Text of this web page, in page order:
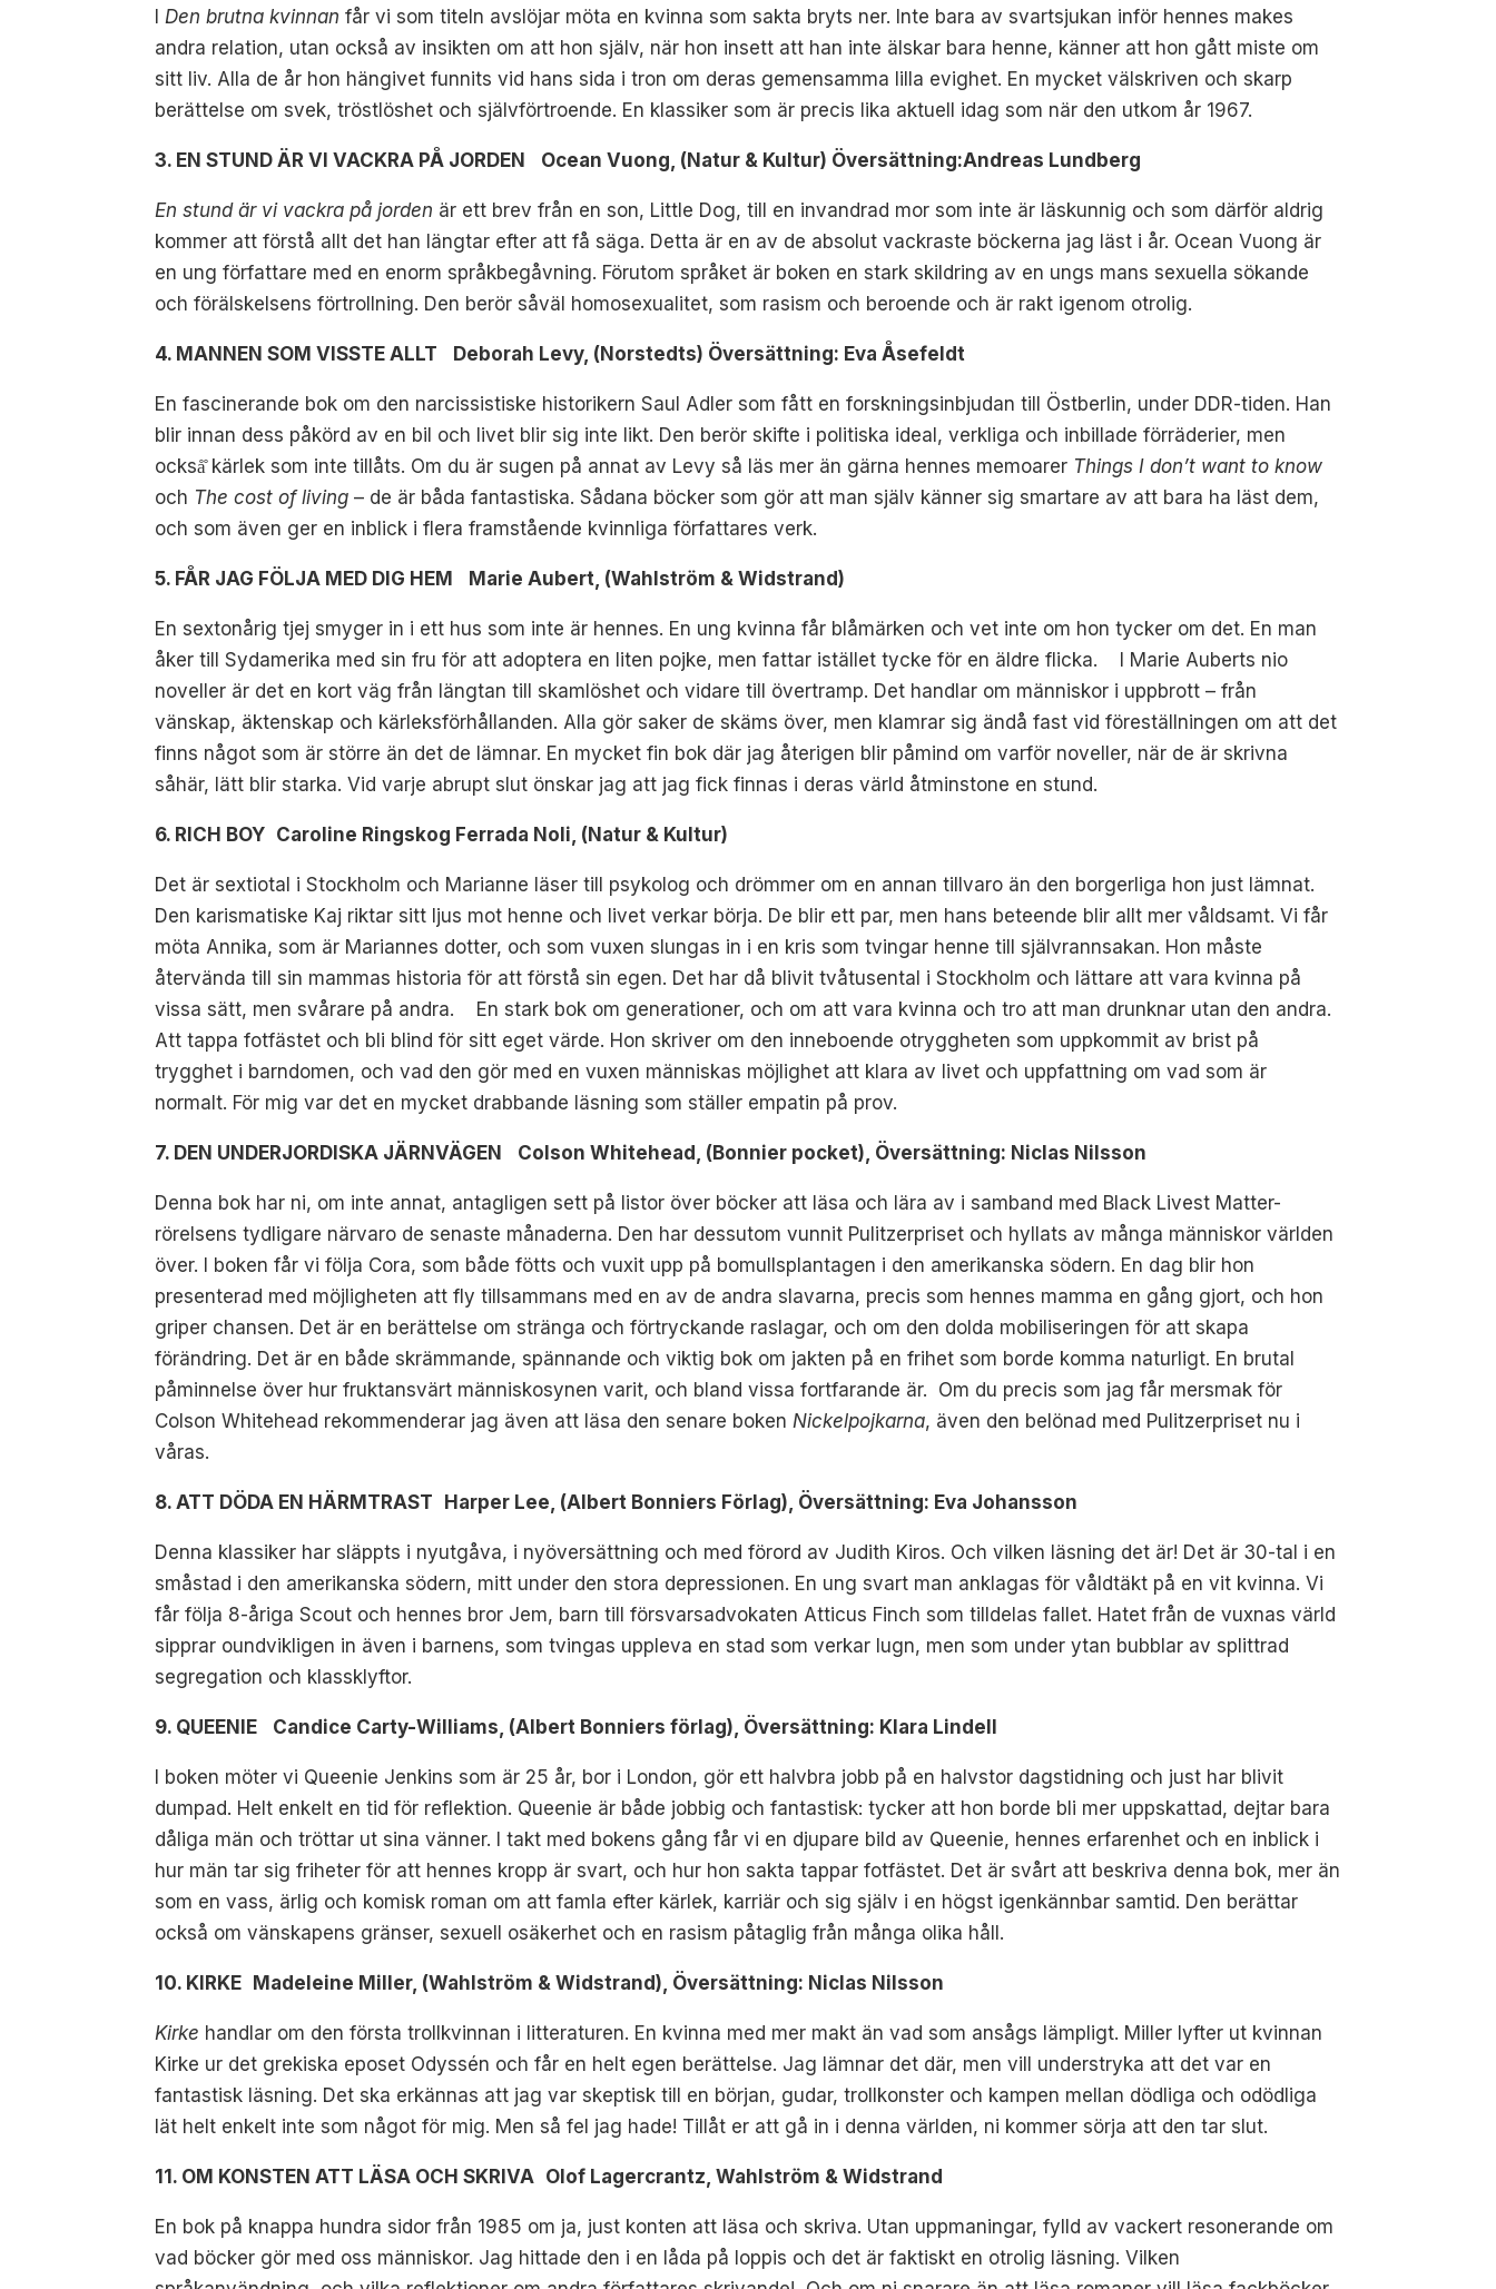
Den brutna kvinnan får vi som titeln avslöjar möta en kvinna som sakta bryts ner. Inte bara av svartsjukan inför hennes makes
andra relation, utan också av insikten om att hon själv, när hon insett att han inte älskar bara henne, känner att hon gått miste om
sitt liv. Alla de år hon hängivet funnits vid hans sida i tron om deras gemensamma lilla evighet. En mycket välskriven och skarp
berättelse om svek, tröstlöshet och självförtroende. En klassiker som är precis lika aktuell idag som när den utkom år 1967.
3. EN STUND ÄR VI VACKRA PÅ JORDEN Ocean Vuong, (Natur & Kultur) Översättning:Andreas Lundberg
En stund är vi vackra på jorden är ett brev från en son, Little Dog, till en invandrad mor som inte är läskunnig och som därför aldrig
kommer att förstå allt det han längtar efter att få säga. Detta är en av de absolut vackraste böckerna jag läst i år. Ocean Vuong är
en ung författare med en enorm språkbegåvning. Förutom språket är boken en stark skildring av en ungs mans sexuella sökande
och förälskelsens förtrollning. Den berör såväl homosexualitet, som rasism och beroende och är rakt igenom otrolig.
4. MANNEN SOM VISSTE ALLT Deborah Levy, (Norstedts) Översättning: Eva Åsefeldt
En fascinerande bok om den narcissistiske historikern Saul Adler som fått en forskningsinbjudan till Östberlin, under DDR-tiden. Han
blir innan dess påkörd av en bil och livet blir sig inte likt. Den berör skifte i politiska ideal, verkliga och inbillade förräderier, men
också̊ kärlek som inte tillåts. Om du är sugen på annat av Levy så läs mer än gärna hennes memoarer Things I don’t want to know
och The cost of living – de är båda fantastiska. Sådana böcker som gör att man själv känner sig smartare av att bara ha läst dem,
och som även ger en inblick i flera framstående kvinnliga författares verk.
5. FÅR JAG FÖLJA MED DIG HEM Marie Aubert, (Wahlström & Widstrand)
En sextonårig tjej smyger in i ett hus som inte är hennes. En ung kvinna får blåmärken och vet inte om hon tycker om det. En man
åker till Sydamerika med sin fru för att adoptera en liten pojke, men fattar istället tycke för en äldre flicka. I Marie Auberts nio
noveller är det en kort väg från längtan till skamlöshet och vidare till övertramp. Det handlar om människor i uppbrott – från
vänskap, äktenskap och kärleksförhållanden. Alla gör saker de skäms över, men klamrar sig ändå fast vid föreställningen om att det
finns något som är större än det de lämnar. En mycket fin bok där jag återigen blir påmind om varför noveller, när de är skrivna
såhär, lätt blir starka. Vid varje abrupt slut önskar jag att jag fick finnas i deras värld åtminstone en stund.
6. RICH BOY Caroline Ringskog Ferrada Noli, (Natur & Kultur)
Det är sextiotal i Stockholm och Marianne läser till psykolog och drömmer om en annan tillvaro än den borgerliga hon just lämnat.
Den karismatiske Kaj riktar sitt ljus mot henne och livet verkar börja. De blir ett par, men hans beteende blir allt mer våldsamt. Vi får
möta Annika, som är Mariannes dotter, och som vuxen slungas in i en kris som tvingar henne till självrannsakan. Hon måste
återvända till sin mammas historia för att förstå sin egen. Det har då blivit tvåtusental i Stockholm och lättare att vara kvinna på
vissa sätt, men svårare på andra. En stark bok om generationer, och om att vara kvinna och tro att man drunknar utan den andra.
Att tappa fotfästet och bli blind för sitt eget värde. Hon skriver om den inneboende otryggheten som uppkommit av brist på
trygghet i barndomen, och vad den gör med en vuxen människas möjlighet att klara av livet och uppfattning om vad som är
normalt. För mig var det en mycket drabbande läsning som ställer empatin på prov.
7. DEN UNDERJORDISKA JÄRNVÄGEN Colson Whitehead, (Bonnier pocket), Översättning: Niclas Nilsson
Denna bok har ni, om inte annat, antagligen sett på listor över böcker att läsa och lära av i samband med Black Livest Matter-
rörelsens tydligare närvaro de senaste månaderna. Den har dessutom vunnit Pulitzerpriset och hyllats av många människor världen
över. I boken får vi följa Cora, som både fötts och vuxit upp på bomullsplantagen i den amerikanska södern. En dag blir hon
presenterad med möjligheten att fly tillsammans med en av de andra slavarna, precis som hennes mamma en gång gjort, och hon
griper chansen. Det är en berättelse om stränga och förtryckande raslagar, och om den dolda mobiliseringen för att skapa
förändring. Det är en både skrämmande, spännande och viktig bok om jakten på en frihet som borde komma naturligt. En brutal
påminnelse över hur fruktansvärt människosynen varit, och bland vissa fortfarande är. Om du precis som jag får mersmak för
Colson Whitehead rekommenderar jag även att läsa den senare boken Nickelpojkarna, även den belönad med Pulitzerpriset nu i
våras.
8. ATT DÖDA EN HÄRMTRAST Harper Lee, (Albert Bonniers Förlag), Översättning: Eva Johansson
Denna klassiker har släppts i nyutgåva, i nyöversättning och med förord av Judith Kiros. Och vilken läsning det är! Det är 30-tal i en
småstad i den amerikanska södern, mitt under den stora depressionen. En ung svart man anklagas för våldtäkt på en vit kvinna. Vi
får följa 8-åriga Scout och hennes bror Jem, barn till försvarsadvokaten Atticus Finch som tilldelas fallet. Hatet från de vuxnas värld
sipprar oundvikligen in även i barnens, som tvingas uppleva en stad som verkar lugn, men som under ytan bubblar av splittrad
segregation och klassklyftor.
9. QUEENIE Candice Carty-Williams, (Albert Bonniers förlag), Översättning: Klara Lindell
I boken möter vi Queenie Jenkins som är 25 år, bor i London, gör ett halvbra jobb på en halvstor dagstidning och just har blivit
dumpad. Helt enkelt en tid för reflektion. Queenie är både jobbig och fantastisk: tycker att hon borde bli mer uppskattad, dejtar bara
dåliga män och tröttar ut sina vänner. I takt med bokens gång får vi en djupare bild av Queenie, hennes erfarenhet och en inblick i
hur män tar sig friheter för att hennes kropp är svart, och hur hon sakta tappar fotfästet. Det är svårt att beskriva denna bok, mer än
som en vass, ärlig och komisk roman om att famla efter kärlek, karriär och sig själv i en högst igenkännbar samtid. Den berättar
också om vänskapens gränser, sexuell osäkerhet och en rasism påtaglig från många olika håll.
10. KIRKE Madeleine Miller, (Wahlström & Widstrand), Översättning: Niclas Nilsson
Kirke handlar om den första trollkvinnan i litteraturen. En kvinna med mer makt än vad som ansågs lämpligt. Miller lyfter ut kvinnan
Kirke ur det grekiska eposet Odyssén och får en helt egen berättelse. Jag lämnar det där, men vill understryka att det var en
fantastisk läsning. Det ska erkännas att jag var skeptisk till en början, gudar, trollkonster och kampen mellan dödliga och odödliga
lät helt enkelt inte som något för mig. Men så fel jag hade! Tillåt er att gå in i denna världen, ni kommer sörja att den tar slut.
11. OM KONSTEN ATT LÄSA OCH SKRIVA Olof Lagercrantz, Wahlström & Widstrand
En bok på knappa hundra sidor från 1985 om ja, just konten att läsa och skriva. Utan uppmaningar, fylld av vackert resonerande om
vad böcker gör med oss människor. Jag hittade den i en låda på loppis och det är faktiskt en otrolig läsning. Vilken